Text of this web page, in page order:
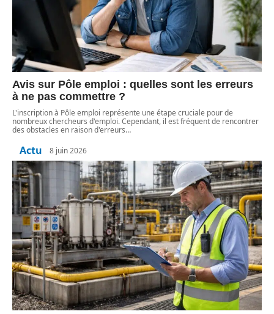
Avis sur Pôle emploi : quelles sont les erreurs
à ne pas commettre ?
L'inscription à Pôle emploi représente une étape cruciale pour de
nombreux chercheurs d'emploi. Cependant, il est fréquent de rencontrer
des obstacles en raison d'erreurs…
Actu 8 juin 2026